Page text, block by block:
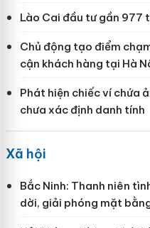
Lào Cai đầu tư gần 977
Chủ động tạo điểm
cận khách hàng tại Hà
Phát hiện chiếc ví chứa
chưa xác định danh tính
Xã hội
Bắc Ninh: Thanh niên
dời, giải phóng mặt